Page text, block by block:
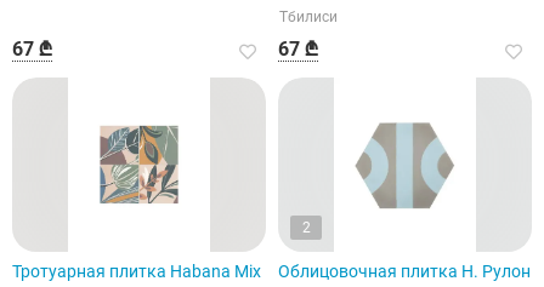
67 ₾
Тбилиси
67 ₾
Тротуарная плитка Habana Mix
2
Облицовочная плитка H. Рулон